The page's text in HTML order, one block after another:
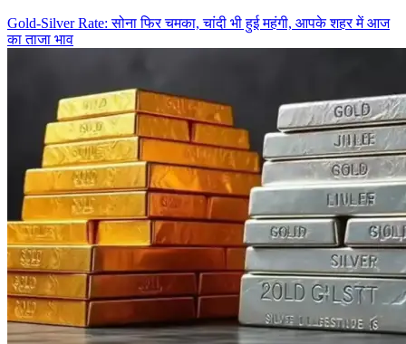
Gold-Silver Rate: सोना फिर चमका, चांदी भी हुई महंगी, आपके शहर में आज
का ताजा भाव